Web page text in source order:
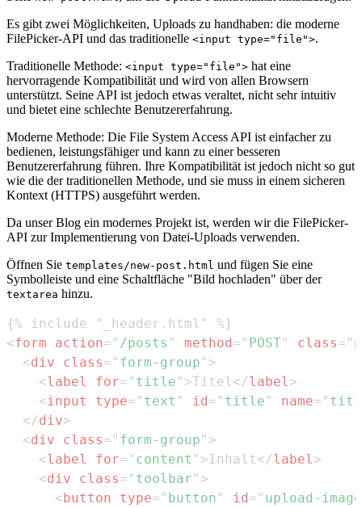
Es gibt zwei Möglichkeiten, Uploads zu handhaben: die moderne
FilePicker-API und das traditionelle <input type="file">.
Traditionelle Methode: <input type="file"> hat eine
hervorragende Kompatibilität und wird von allen Browsern
unterstützt. Seine API ist jedoch etwas veraltet, nicht sehr intuitiv
und bietet eine schlechte Benutzererfahrung.
Moderne Methode: Die File System Access API ist einfacher zu
bedienen, leistungsfähiger und kann zu einer besseren
Benutzererfahrung führen. Ihre Kompatibilität ist jedoch nicht so gut
wie die der traditionellen Methode, und sie muss in einem sicheren
Kontext (HTTPS) ausgeführt werden.
Da unser Blog ein modernes Projekt ist, werden wir die FilePicker-
API zur Implementierung von Datei-Uploads verwenden.
Öffnen Sie templates/new-post.html und fügen Sie eine
Symbolleiste und eine Schaltfläche "Bild hochladen" über der
textarea hinzu.
<form action= " /posts " method= " POST" class= "
<div class= " form-group " >
<label for= " title " >Titel</label>
<input type= " text " id= " title " name= "
</div>
<div class= " form-group " >
<label for= " content " >Inhalt</label>
<div class= " toolbar " >
<button type= " button " id= " upload-